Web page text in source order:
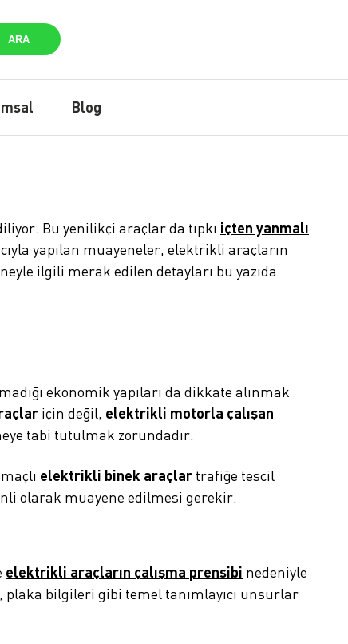
ARA
Blog
Bu yenilikçi araçlar da tıpkı içten yanmalı
yapılan muayeneler, elektrikli araçların
ilgili merak edilen detayları bu yazıda
ekonomik yapıları da dikkate alınmak
için değil, elektrikli motorla çalışan
tabi tutulmak zorundadır.
elektrikli binek araçlar trafiğe tescil
olarak muayene edilmesi gerekir.
elektrikli araçların çalışma prensibi nedeniyle
bilgileri gibi temel tanımlayıcı unsurlar